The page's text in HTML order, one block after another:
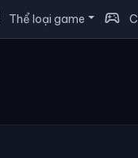
Thể loại game sports_esports